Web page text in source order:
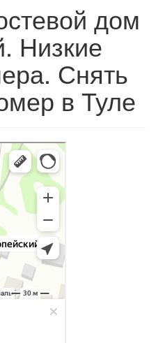
дом
Низкие
Снять
в Туле